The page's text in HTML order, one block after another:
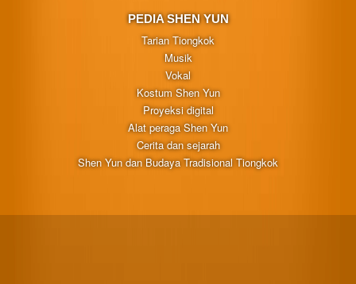
PEDIA SHEN YUN
Tarian Tiongkok
Musik
Vokal
Kostum Shen Yun
Proyeksi digital
Alat peraga Shen Yun
Cerita dan sejarah
Shen Yun dan Budaya Tradisional Tiongkok